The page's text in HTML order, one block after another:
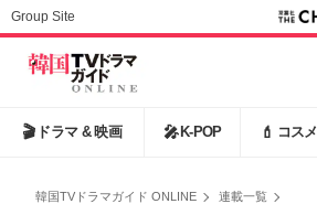
Group Site
🎬 ドラマ & 映画 🎤 K-POP 💄 コスメ
韓国TVドラマガイド ONLINE
連載一覧